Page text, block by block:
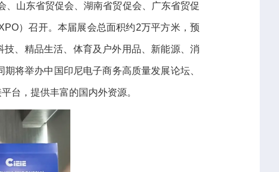
山东省贸促会、湖南省贸促会、广东省贸促
）召开。本届展会总面积约2万平方米，预
、精品生活、体育及户外用品、新能源、消
将举办中国印尼电子商务高质量发展论坛、
台，提供丰富的国内外资源。